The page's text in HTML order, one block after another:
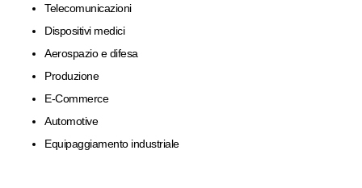
Telecomunicazioni
Dispositivi medici
Aerospazio e difesa
Produzione
E-Commerce
Automotive
Equipaggiamento industriale